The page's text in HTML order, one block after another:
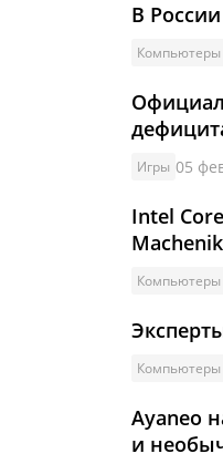
В
Компьютеры
Игры 05
Intel
Компьютеры
Компьютеры
Ayaneo
и